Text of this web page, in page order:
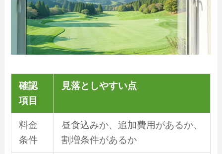
確認
項目
見落としやすい点
料金
条件
昼食込みか、追加費用があるか、
割増条件があるか